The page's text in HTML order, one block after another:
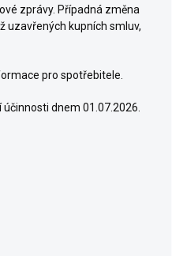
zprávy. Případná změna
uzavřených kupních smluv,
pro spotřebitele.
dnem 01.07.2026.